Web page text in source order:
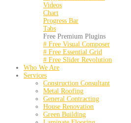
Videos
Chart
Progress Bar
Tabs
Free Premium Plugins
# Free Visual Composer
# Free Essential Grid
# Free Slider Revolution
Who We Are
Services
Construction Consultant
Metal Roofing
General Contracting
House Renovation
Green Building